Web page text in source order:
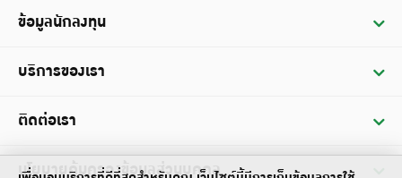
คณะกรรมการบริษัท
ข้อมูลนักลงทุน
ข้อมูลฐานะทางการเงินและผลดำเนินการ
บริการของเรา
บริการเงินกู้ตามกรมธรรม์
ติดต่อเรา
สำนักงานใหญ่
นโยบายคุ้มครองข้อมูลส่วนบุคคล